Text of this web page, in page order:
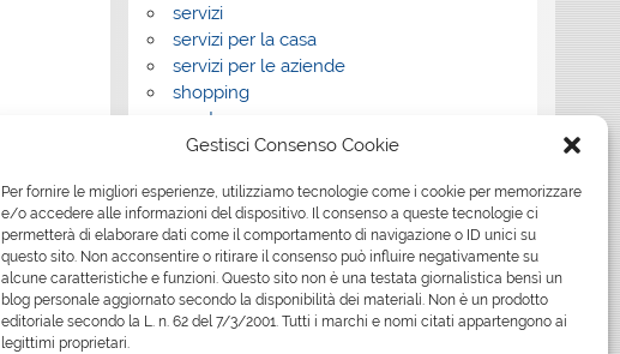
Gestisci Consenso Cookie
Per fornire le migliori esperienze, utilizziamo tecnologie come i cookie per memorizzare
e/o accedere alle informazioni del dispositivo. Il consenso a queste tecnologie ci
permetterà di elaborare dati come il comportamento di navigazione o ID unici su
questo sito. Non acconsentire o ritirare il consenso può influire negativamente su
alcune caratteristiche e funzioni. Questo sito non è una testata giornalistica bensì un
blog personale aggiornato secondo la disponibilità dei materiali. Non è un prodotto
editoriale secondo la L. n. 62 del 7/3/2001. Tutti i marchi e nomi citati appartengono ai
legittimi proprietari.
servizi
servizi per la casa
servizi per le aziende
shopping
sport
Tech
travel
Uncategorized
viaggi
web
web marketing
wedding